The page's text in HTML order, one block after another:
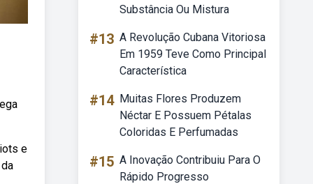
e
Substância Ou Mistura
#13 A Revolução Cubana Vitoriosa
Em 1959 Teve Como Principal
Característica
#14 Muitas Flores Produzem
Néctar E Possuem Pétalas
Coloridas E Perfumadas
#15 A Inovação Contribuiu Para O
Rápido Progresso